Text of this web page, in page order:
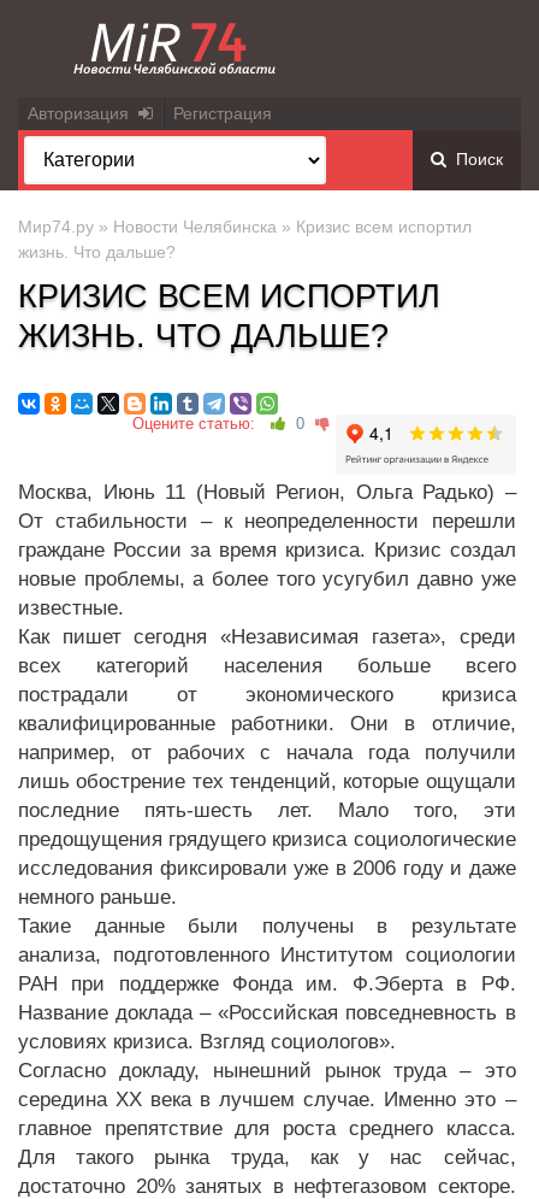
Авторизация Регистрация
Поиск
Мир74.ру » Новости Челябинска » Кризис всем испортил
жизнь. Что дальше?
КРИЗИС ВСЕМ ИСПОРТИЛ
ЖИЗНЬ. ЧТО ДАЛЬШЕ?
Оцените статью: 0
Москва, Июнь 11 (Новый Регион, Ольга Радько) –
От стабильности – к неопределенности перешли
граждане России за время кризиса. Кризис создал
новые проблемы, а более того усугубил давно уже
известные.
Как пишет сегодня «Независимая газета», среди
всех категорий населения больше всего
пострадали от экономического кризиса
квалифицированные работники. Они в отличие,
например, от рабочих с начала года получили
лишь обострение тех тенденций, которые ощущали
последние пять-шесть лет. Мало того, эти
предощущения грядущего кризиса социологические
исследования фиксировали уже в 2006 году и даже
немного раньше.
Такие данные были получены в результате
анализа, подготовленного Институтом социологии
РАН при поддержке Фонда им. Ф.Эберта в РФ.
Название доклада – «Российская повседневность в
условиях кризиса. Взгляд социологов».
Согласно докладу, нынешний рынок труда – это
середина XX века в лучшем случае. Именно это –
главное препятствие для роста среднего класса.
Для такого рынка труда, как у нас сейчас,
достаточно 20% занятых в нефтегазовом секторе.